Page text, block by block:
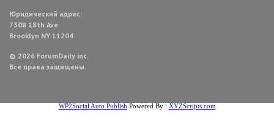
Юридический адрес:
7308 18th Ave
Brooklyn NY 11204
© 2026 ForumDaily inc.
Все права защищены.
WP2Social Auto Publish Powered By : XYZScripts.com